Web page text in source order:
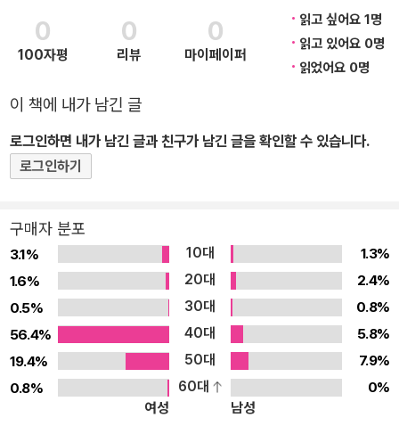
• 개념책을 구조화하여 읽기만 해도 내용이 저절로 정리되는 세상 어
디에도 없던 정리 노트 • 학습한 개념을 스스로 정리해 보는 개념책
1:1 맞춤 정리노트 [정답과 해설] • 정확한 정답과 직관적인 첨삭 • 친
0
100자평
0
리뷰
0
마이페이퍼
읽고 싶어요 1명
읽고 있어요 0명
읽었어요 0명
이 책에 내가 남긴 글
로그인하면 내가 남긴 글과 친구가 남긴 글을 확인할 수 있습니다.
로그인하기
구매자 분포
3.1% 10대
1.3%
1.6%
20대
2.4%
0.5%
30대
0.8%
56.4%
40대
5.8%
19.4%
50대
7.9%
0.8%
60대
0%
여성
남성